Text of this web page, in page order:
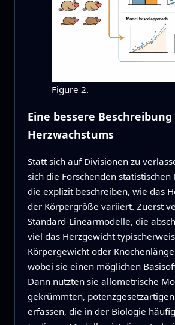
Figure 2.
Eine bessere Beschreibung
Herzwachstums
Statt sich auf Divisionen zu
sich die Forschenden statistischen
die explizit beschreiben, wie das
der Körpergröße variiert. Zuerst
Standard-Linear­modelle, die
viel das Herzgewicht
Körpergewicht oder
wobei sie einen möglichen
Dann nutzten sie allometrische
gekrümmten,
erfassen, die in der Biologie